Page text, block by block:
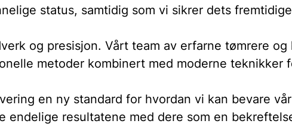
status, samtidig som vi sikrer dets
og presisjon. Vårt team av erfarne tømrere
metoder kombinert med moderne teknikker
en ny standard for hvordan vi kan bevare
endelige resultatene med dere som en